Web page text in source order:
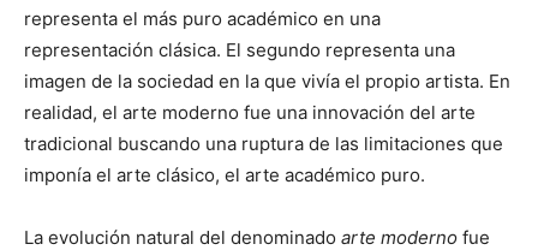
representa el más puro académico en una
representación clásica. El segundo representa una
imagen de la sociedad en la que vivía el propio artista. En
realidad, el arte moderno fue una innovación del arte
tradicional buscando una ruptura de las limitaciones que
imponía el arte clásico, el arte académico puro.
La evolución natural del denominado arte moderno fue